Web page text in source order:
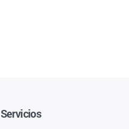
Servicios